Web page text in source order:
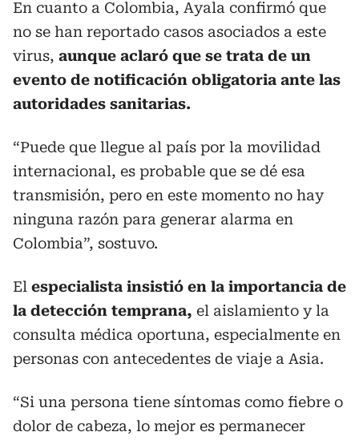
En cuanto a Colombia, Ayala confirmó que
no se han reportado casos asociados a este
virus, aunque aclaró que se trata de un
evento de notificación obligatoria ante las
autoridades sanitarias.
“Puede que llegue al país por la movilidad
internacional, es probable que se dé esa
transmisión, pero en este momento no hay
ninguna razón para generar alarma en
Colombia”, sostuvo.
El especialista insistió en la importancia de
la detección temprana, el aislamiento y la
consulta médica oportuna, especialmente en
personas con antecedentes de viaje a Asia.
“Si una persona tiene síntomas como fiebre o
dolor de cabeza, lo mejor es permanecer